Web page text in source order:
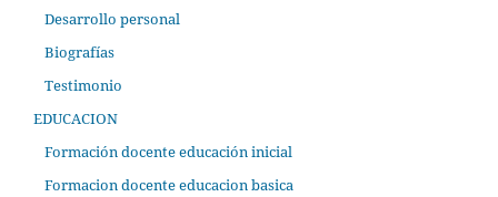
Desarrollo personal
Biografías
Testimonio
EDUCACION
Formación docente educación inicial
Formacion docente educacion basica